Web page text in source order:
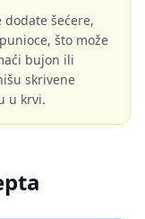
dodate šećere,
što može
bujon ili
skrivene
u krvi.